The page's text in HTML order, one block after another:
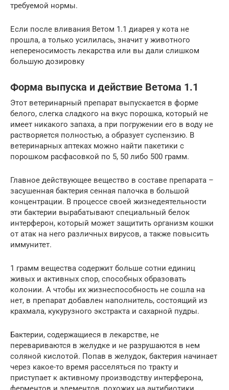
требуемой нормы.
Если после вливания Ветом 1.1 диарея у кота не
прошла, а только усилилась, значит у животного
непереносимость лекарства или вы дали слишком
большую дозировку
Форма выпуска и действие Ветома 1.1
Этот ветеринарный препарат выпускается в форме
белого, слегка сладкого на вкус порошка, который не
имеет никакого запаха, а при погружении его в воду не
растворяется полностью, а образует суспензию. В
ветеринарных аптеках можно найти пакетики с
порошком расфасовкой по 5, 50 либо 500 грамм.
Главное действующее вещество в составе препарата –
засушенная бактерия сенная палочка в большой
концентрации. В процессе своей жизнедеятельности
эти бактерии вырабатывают специальный белок
интерферон, который может защитить организм кошки
от атак на него различных вирусов, а также повысить
иммунитет.
1 грамм вещества содержит больше сотни единиц
живых и активных спор, способных образовать
колонии. А чтобы их жизнеспособность не сошла на
нет, в препарат добавлен наполнитель, состоящий из
крахмала, кукурузного экстракта и сахарной пудры.
Бактерии, содержащиеся в лекарстве, не
перевариваются в желудке и не разрушаются в нем
соляной кислотой. Попав в желудок, бактерия начинает
через какое-то время расселяться по тракту и
приступает к активному производству интерферона,